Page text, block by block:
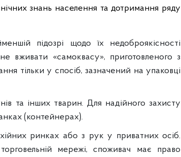
знань населення та дотримання ряду
підозрі щодо їх недоброякісності
вживати «самоквасу», приготовленого з
тільки у спосіб, зазначений на упаковці
та інших тварин. Для надійного захисту
(контейнерах).
ринках або з рук у приватних осіб.
мережі, споживач має право